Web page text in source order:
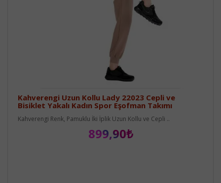
Kahverengi Uzun Kollu Lady 22023 Cepli ve
Bisiklet Yakalı Kadın Spor Eşofman Takımı
Kahverengi Renk, Pamuklu İki İplik Uzun Kollu ve Cepli ..
899,90₺